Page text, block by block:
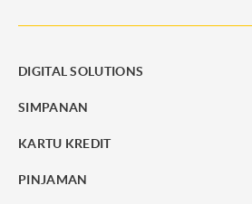
DIGITAL SOLUTIONS
SIMPANAN
KARTU KREDIT
PINJAMAN